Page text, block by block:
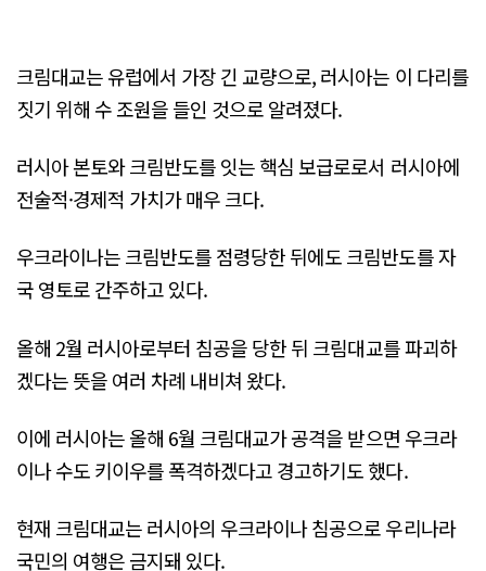
크림대교는 유럽에서 가장 긴 교량으로, 러시아는 이 다리를
짓기 위해 수 조원을 들인 것으로 알려졌다.
러시아 본토와 크림반도를 잇는 핵심 보급로로서 러시아에
전술적·경제적 가치가 매우 크다.
우크라이나는 크림반도를 점령당한 뒤에도 크림반도를 자
국 영토로 간주하고 있다.
올해 2월 러시아로부터 침공을 당한 뒤 크림대교를 파괴하
겠다는 뜻을 여러 차례 내비쳐 왔다.
이에 러시아는 올해 6월 크림대교가 공격을 받으면 우크라
이나 수도 키이우를 폭격하겠다고 경고하기도 했다.
현재 크림대교는 러시아의 우크라이나 침공으로 우리나라
국민의 여행은 금지돼 있다.